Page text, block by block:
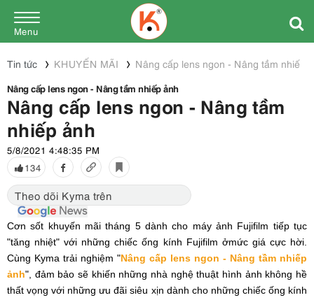
Menu
Tin tức KHUYẾN MÃI
Nâng cấp lens ngon - Nâng tầm nhiếp
Nâng cấp lens ngon - Nâng tầm nhiếp ảnh
Nâng cấp lens ngon - Nâng tầm
nhiếp ảnh
5/8/2021 4:48:35 PM
134
Theo dõi Kyma trên
Cơn sốt khuyến mãi tháng 5 dành cho máy ảnh Fujifilm tiếp tục
"tăng nhiệt" với những chiếc ống kính Fujifilm ởmức giá cực hời.
Cùng Kyma trải nghiệm "Nâng cấp lens ngon - Nâng tầm nhiếp
ảnh", đảm bảo sẽ khiến những nhà nghệ thuật hình ảnh không hề
thất vọng với những ưu đãi siêu xịn dành cho những chiếc ống kính